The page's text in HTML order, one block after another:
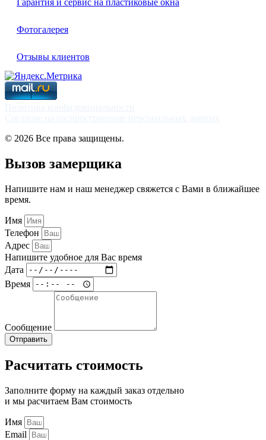
Гарантия и сервис на пластиковые окна
Фотогалерея
Отзывы клиентов
© 2026 Все права защищены.
Вызов замерщика
Напишите нам и наш менеджер свяжется с Вами в ближайшее
время.
Имя
Телефон
Адрес
Напишите удобное для Вас время
Дата
Время
Сообщение
Отправить
Расчитать стоимость
Заполните форму на каждый заказ отдельно
и мы расчитаем Вам стоимость
Имя
Email